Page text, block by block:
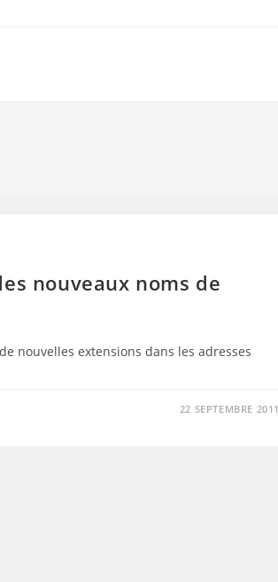
nouveaux noms de
nouvelles extensions dans les adresses
22 SEPTEMBRE 2011